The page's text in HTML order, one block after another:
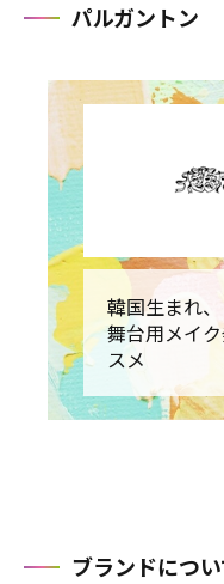
パルガントン
韓国生まれ
舞台用メイ
スメ
ブランドにつ